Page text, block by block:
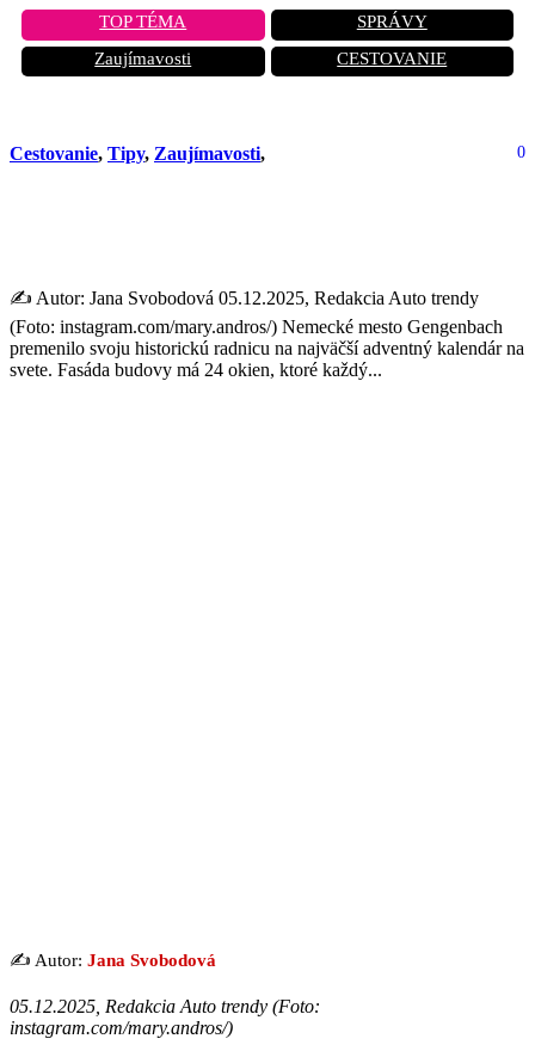
TOP TÉMA
SPRÁVY
Zaujímavosti
CESTOVANIE
Cestovanie, Tipy, Zaujímavosti, 0
✍️ Autor: Jana Svobodová 05.12.2025, Redakcia Auto trendy
(Foto: instagram.com/mary.andros/) Nemecké mesto Gengenbach
premenilo svoju historickú radnicu na najväčší adventný kalendár na
svete. Fasáda budovy má 24 okien, ktoré každý...
✍️ Autor: Jana Svobodová
05.12.2025, Redakcia Auto trendy (Foto:
instagram.com/mary.andros/)